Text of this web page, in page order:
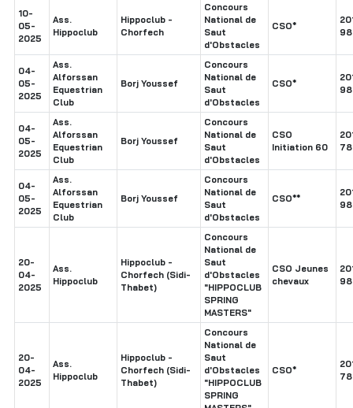
10-
05-
2025
Ass.
Hippoclub
Hippoclub -
Chorfech
Concours
National de
Saut
d'Obstacles
CSO*
04-
05-
2025
Ass.
Alforssan
Equestrian
Club
Borj Youssef
Concours
National de
Saut
d'Obstacles
CSO*
04-
05-
2025
Ass.
Alforssan
Equestrian
Club
Borj Youssef
Concours
National de
Saut
d'Obstacles
CSO
Initiation 60
04-
05-
2025
Ass.
Alforssan
Equestrian
Club
Borj Youssef
Concours
National de
Saut
d'Obstacles
CSO**
20-
04-
2025
Ass.
Hippoclub
Hippoclub -
Chorfech (Sidi-
Thabet)
Concours
National de
Saut
d'Obstacles
"HIPPOCLUB
SPRING
MASTERS"
CSO Jeunes
chevaux
20-
04-
2025
Ass.
Hippoclub
Hippoclub -
Chorfech (Sidi-
Thabet)
Concours
National de
Saut
d'Obstacles
"HIPPOCLUB
SPRING
CSO*